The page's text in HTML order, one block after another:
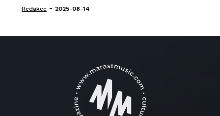
Redakce - 2025-08-14